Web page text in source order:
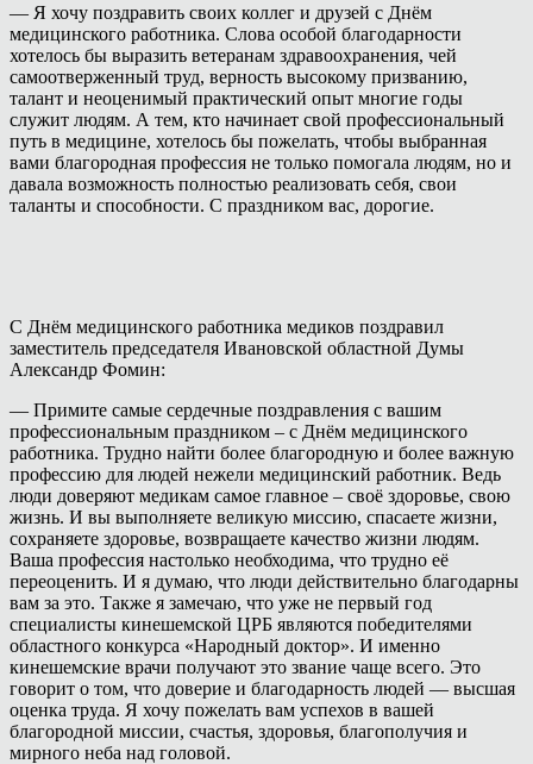
— Я хочу поздравить своих коллег и друзей с Днём
медицинского работника. Слова особой благодарности
хотелось бы выразить ветеранам здравоохранения, чей
самоотверженный труд, верность высокому призванию,
талант и неоценимый практический опыт многие годы
служит людям. А тем, кто начинает свой профессиональный
путь в медицине, хотелось бы пожелать, чтобы выбранная
вами благородная профессия не только помогала людям, но и
давала возможность полностью реализовать себя, свои
таланты и способности. С праздником вас, дорогие.
С Днём медицинского работника медиков поздравил
заместитель председателя Ивановской областной Думы
Александр Фомин:
— Примите самые сердечные поздравления с вашим
профессиональным праздником – с Днём медицинского
работника. Трудно найти более благородную и более важную
профессию для людей нежели медицинский работник. Ведь
люди доверяют медикам самое главное – своё здоровье, свою
жизнь. И вы выполняете великую миссию, спасаете жизни,
сохраняете здоровье, возвращаете качество жизни людям.
Ваша профессия настолько необходима, что трудно её
переоценить. И я думаю, что люди действительно благодарны
вам за это. Также я замечаю, что уже не первый год
специалисты кинешемской ЦРБ являются победителями
областного конкурса «Народный доктор». И именно
кинешемские врачи получают это звание чаще всего. Это
говорит о том, что доверие и благодарность людей — высшая
оценка труда. Я хочу пожелать вам успехов в вашей
благородной миссии, счастья, здоровья, благополучия и
мирного неба над головой.